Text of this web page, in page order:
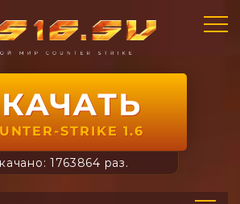
STRIKE 1.6
1763864 раз.